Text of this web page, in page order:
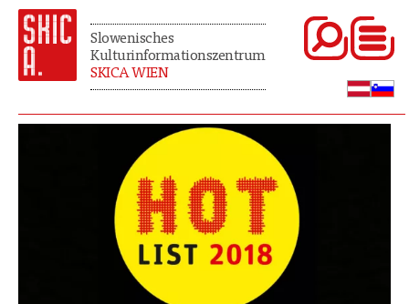
Slowenisches
Kulturinformationszentrum
SKICA WIEN